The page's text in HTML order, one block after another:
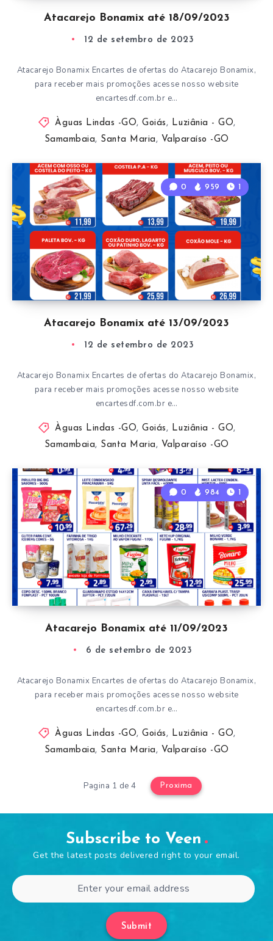
Atacarejo Bonamix até 18/09/2023
12 de setembro de 2023
Atacarejo Bonamix Encartes de ofertas do Atacarejo Bonamix,
para receber mais promoções acesse nosso website
encartesdf.com.br e…
Àguas Lindas -GO, Goiás , Luziânia - GO,
Samambaia, Santa Maria , Valparaíso -GO
Atacarejo Bonamix até 13/09/2023
0 959 1
12 de setembro de 2023
Atacarejo Bonamix Encartes de ofertas do Atacarejo Bonamix,
para receber mais promoções acesse nosso website
encartesdf.com.br e…
Àguas Lindas -GO, Goiás , Luziânia - GO,
Samambaia, Santa Maria , Valparaíso -GO
Atacarejo Bonamix até 11/09/2023
0 984 1
6 de setembro de 2023
Atacarejo Bonamix Encartes de ofertas do Atacarejo Bonamix,
para receber mais promoções acesse nosso website
encartesdf.com.br e…
Àguas Lindas -GO, Goiás , Luziânia - GO,
Samambaia, Santa Maria , Valparaíso -GO
Pagina 1 de 4 Proxima
Subscribe to Veen
Get the latest posts delivered right to your email.
Submit